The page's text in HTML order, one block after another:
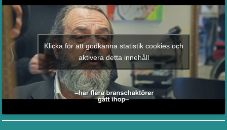
Klicka för att godkänna statistik cookies och
aktivera detta innehåll